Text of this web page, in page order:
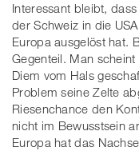
Interessant bleibt,
der Schweiz in die
Europa ausgelöst hat.
Gegenteil. Man
Diem vom Hals
Problem seine Zelte
Riesenchance den
nicht im Bewusstsein
Europa hat das